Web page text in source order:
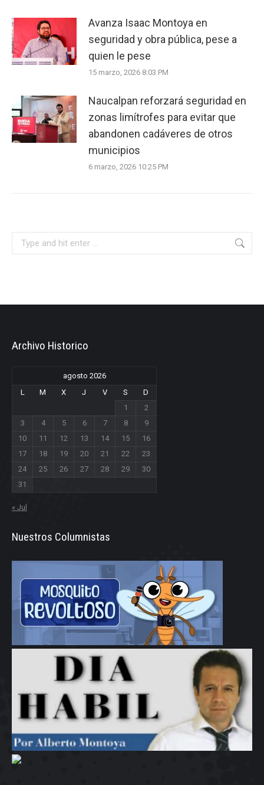
Avanza Isaac Montoya en
seguridad y obra pública, pese a
quien le pese
15 marzo, 2026 8:03 PM
Naucalpan reforzará seguridad en
zonas limítrofes para evitar que
abandonen cadáveres de otros
municipios
6 marzo, 2026 10:25 PM
Archivo Historico
agosto 2026
L
M X J V S
D
1
2
3
4 5 6 7 8
9
10
11 12 13 14 15
16
17
18 19 20 21 22
23
24
25 26 27 28 29
30
31
« Jul
Nuestros Columnistas